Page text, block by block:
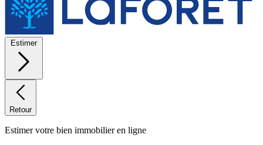
Estimer
Retour
Estimer votre bien immobilier en ligne